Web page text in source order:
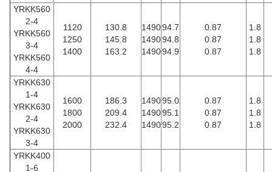
YRKK560
2-4
YRKK560
3-4
YRKK560
4-4
1120
1250
1400
130.8
145.8
163.2
1490
1490
1490
94.7
94.8
94.9
0.87
0.87
0.87
1.8
1.8
1.8
YRKK630
1-4
YRKK630
2-4
YRKK630
3-4
1600
1800
2000
186.3
209.4
232.4
1490
1490
1490
95.0
95.1
95.2
0.87
0.87
0.87
1.8
1.8
1.8
YRKK400
1-6